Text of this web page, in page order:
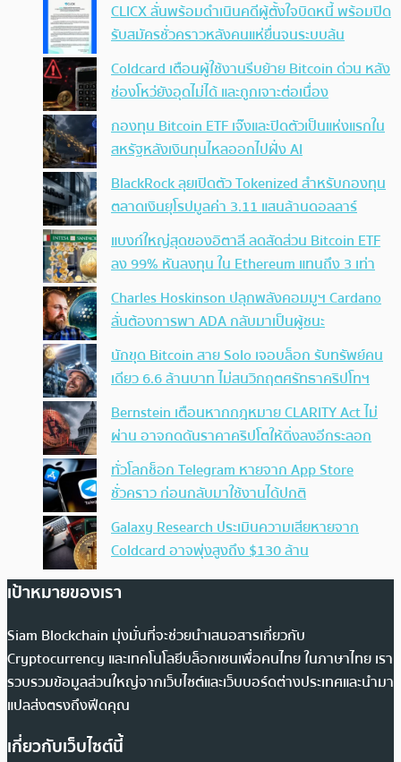
CLICX ลั่นพร้อมดำเนินคดีผู้ตั้งใจบิดหนี้ พร้อมปิด
รับสมัครชั่วคราวหลังคนแห่ยื่นจนระบบล้น
Coldcard เตือนผู้ใช้งานรีบย้าย Bitcoin ด่วน หลัง
ช่องโหว่ยังอุดไม่ได้ และถูกเจาะต่อเนื่อง
กองทุน Bitcoin ETF เจ๊งและปิดตัวเป็นแห่งแรกใน
สหรัฐหลังเงินทุนไหลออกไปฝั่ง AI
BlackRock ลุยเปิดตัว Tokenized สำหรับกองทุน
ตลาดเงินยุโรปมูลค่า 3.11 แสนล้านดอลลาร์
แบงก์ใหญ่สุดของอิตาลี ลดสัดส่วน Bitcoin ETF
ลง 99% หันลงทุน ใน Ethereum แทนถึง 3 เท่า
Charles Hoskinson ปลุกพลังคอมมูฯ Cardano
ลั่นต้องการพา ADA กลับมาเป็นผู้ชนะ
นักขุด Bitcoin สาย Solo เจอบล็อก รับทรัพย์คน
เดียว 6.6 ล้านบาท ไม่สนวิกฤตศรัทธาคริปโทฯ
Bernstein เตือนหากกฎหมาย CLARITY Act ไม่
ผ่าน อาจกดดันราคาคริปโตให้ดิ่งลงอีกระลอก
ทั่วโลกช็อก Telegram หายจาก App Store
ชั่วคราว ก่อนกลับมาใช้งานได้ปกติ
Galaxy Research ประเมินความเสียหายจาก
Coldcard อาจพุ่งสูงถึง $130 ล้าน
เป้าหมายของเรา
Siam Blockchain มุ่งมั่นที่จะช่วยนำเสนอสารเกี่ยวกับ
Cryptocurrency และเทคโนโลยีบล็อกเชนเพื่อคนไทย ในภาษาไทย เรา
รวบรวมข้อมูลส่วนใหญ่จากเว็บไซต์และเว็บบอร์ดต่างประเทศและนำมา
แปลส่งตรงถึงฟีดคุณ
เกี่ยวกับเว็บไซต์นี้